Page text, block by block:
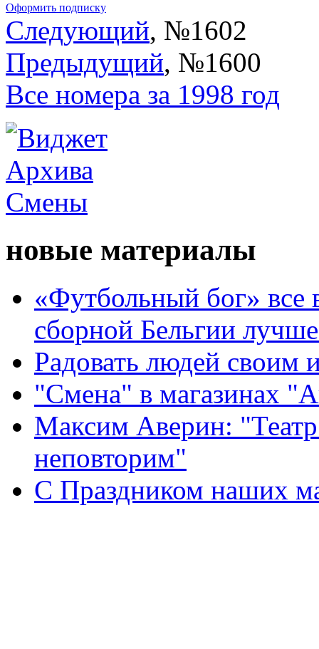
Оформить подписку
Следующий, №1602
Предыдущий, №1600
Все номера за 1998 год
новые материалы
«Футбольный бог» все
сборной Бельгии
Радовать людей своим
"Смена" в магазинах
Максим Аверин:
неповторим"
С Праздником наших